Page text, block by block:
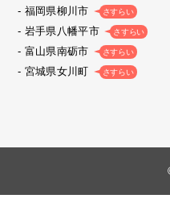
福岡県柳川市 さすらい
岩手県八幡平市 さすらい
富山県南砺市 さすらい
宮城県女川町 さすらい